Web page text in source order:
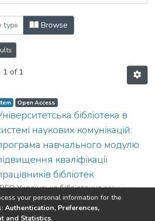
НТБ by Author
Browse
1 of 1
Item Open Access
бібліотека в
наукових комунікацій:
навчального модулю
кваліфікації
бібліотек
Українська бібліотечна асоціація,
)Бруй, Оксана;Brui, Oksana;Кулик,
;Kulyk, Evgeniia;Сошинська,
Show more
your personal information for the
Authentication, Preferences,
and Statistics.